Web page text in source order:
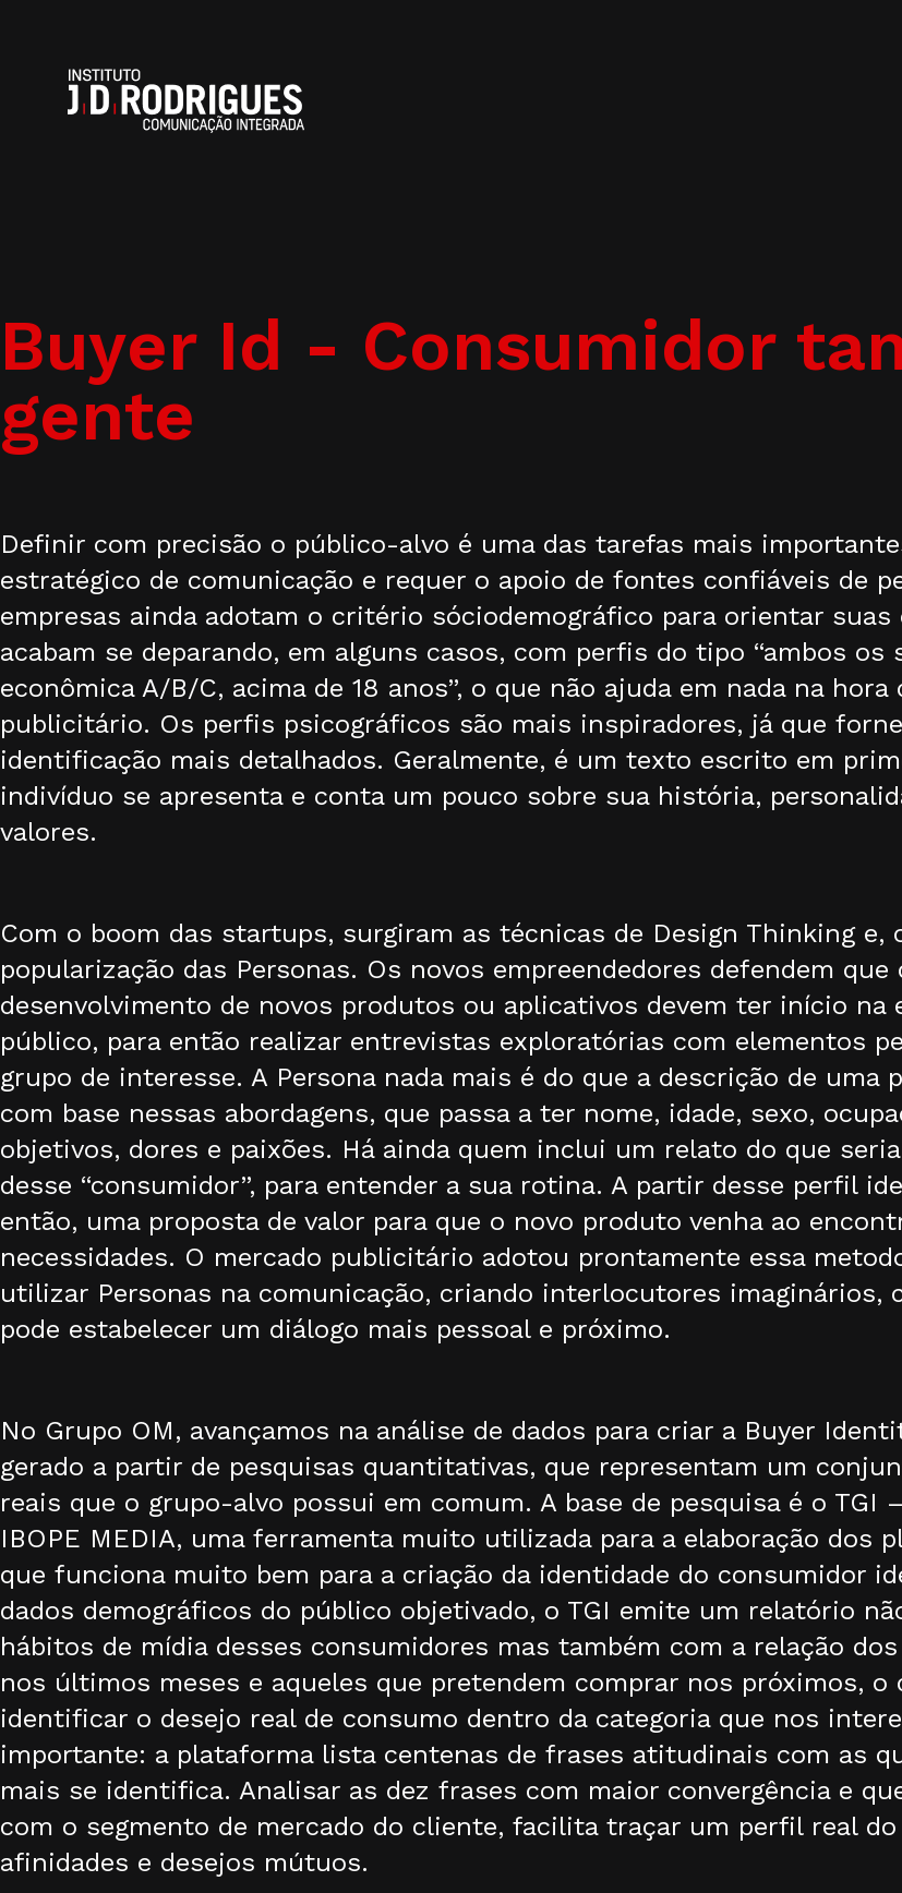
Buyer Id - Consumidor
gente
Definir com precisão o público-alvo é uma das tarefas mais
estratégico de comunicação e requer o apoio de fontes confiáveis de
empresas ainda adotam o critério sóciodemográfico para orientar suas
acabam se deparando, em alguns casos, com perfis do tipo “ambos os
econômica A/B/C, acima de 18 anos”, o que não ajuda em nada na
publicitário. Os perfis psicográficos são mais inspiradores, já que
identificação mais detalhados. Geralmente, é um texto escrito em
indivíduo se apresenta e conta um pouco sobre sua história,
valores.
Com o boom das startups, surgiram as técnicas de Design Thinking e,
popularização das Personas. Os novos empreendedores defendem que
desenvolvimento de novos produtos ou aplicativos devem ter início na
público, para então realizar entrevistas exploratórias com elementos
grupo de interesse. A Persona nada mais é do que a descrição de uma
com base nessas abordagens, que passa a ter nome, idade, sexo,
objetivos, dores e paixões. Há ainda quem inclui um relato do que
desse “consumidor”, para entender a sua rotina. A partir desse perfil
então, uma proposta de valor para que o novo produto venha ao
necessidades. O mercado publicitário adotou prontamente essa
utilizar Personas na comunicação, criando interlocutores imaginários,
pode estabelecer um diálogo mais pessoal e próximo.
No Grupo OM, avançamos na análise de dados para criar a Buyer
gerado a partir de pesquisas quantitativas, que representam um
reais que o grupo-alvo possui em comum. A base de pesquisa é o TGI
IBOPE MEDIA, uma ferramenta muito utilizada para a elaboração dos
que funciona muito bem para a criação da identidade do consumidor
dados demográficos do público objetivado, o TGI emite um relatório
hábitos de mídia desses consumidores mas também com a relação
nos últimos meses e aqueles que pretendem comprar nos próximos, o
identificar o desejo real de consumo dentro da categoria que nos
importante: a plataforma lista centenas de frases atitudinais com as
mais se identifica. Analisar as dez frases com maior convergência e
com o segmento de mercado do cliente, facilita traçar um perfil real
afinidades e desejos mútuos.